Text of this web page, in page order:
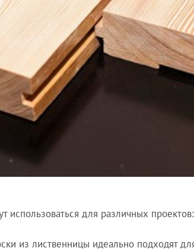
использоваться для различных проектов:
из лиственницы идеально подходят